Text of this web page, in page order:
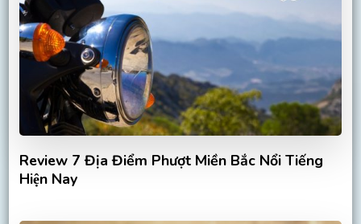
Review 7 Địa Điểm Phượt Miền Bắc Nổi Tiếng
Hiện Nay